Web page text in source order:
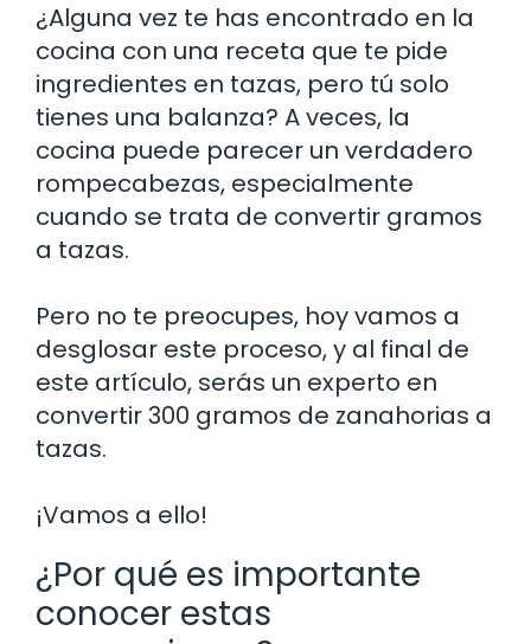
¿Alguna vez te has encontrado en la
cocina con una receta que te pide
ingredientes en tazas, pero tú solo
tienes una balanza? A veces, la
cocina puede parecer un verdadero
rompecabezas, especialmente
cuando se trata de convertir gramos
a tazas.
Pero no te preocupes, hoy vamos a
desglosar este proceso, y al final de
este artículo, serás un experto en
convertir 300 gramos de zanahorias a
tazas.
¡Vamos a ello!
¿Por qué es importante
conocer estas